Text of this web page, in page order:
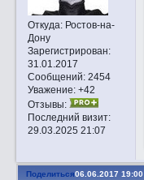
Откуда:Ростов-на-
Дону
Зарегистрирован:
31.01.2017
Сообщений:2454
Уважение: +42
Отзывы:
Последний визит:
29.03.2025 21:07
Поделиться06.06.2017 19:00